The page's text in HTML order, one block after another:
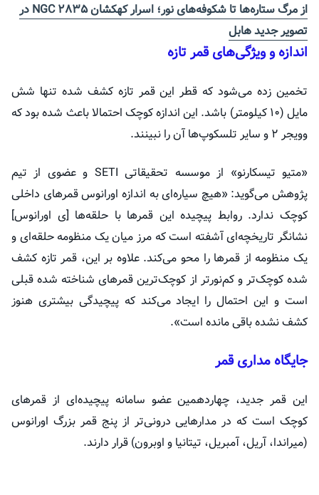
از مرگ ستاره‌ها تا شکوفه‌های نور؛ اسرار کهکشان NGC ۲۸۳۵ در
تصویر جدید هابل
اندازه و ویژگی‌های قمر تازه
تخمین زده می‌شود که قطر این قمر تازه کشف شده تنها شش
مایل (۱۰ کیلومتر) باشد. این اندازه کوچک احتمالا باعث شده بود که
وویجر ۲ و سایر تلسکوپ‌ها آن را نبینند.
«متیو تیسکارنو» از موسسه تحقیقاتی SETI و عضوی از تیم
پژوهش می‌گوید: «هیچ سیاره‌ای به اندازه اورانوس قمر‌های داخلی
کوچک ندارد. روابط پیچیده این قمر‌ها با حلقه‌ها [ی اورانوس]
نشانگر تاریخچه‌ای آشفته است که مرز میان یک منظومه حلقه‌ای و
یک منظومه از قمر‌ها را محو می‌کند. علاوه بر این، قمر تازه کشف
شده کوچک‌تر و کم‌نورتر از کوچک‌ترین قمر‌های شناخته شده قبلی
است و این احتمال را ایجاد می‌کند که پیچیدگی بیشتری هنوز
کشف نشده باقی مانده است».
جایگاه مداری قمر
این قمر جدید، چهاردهمین عضو سامانه پیچیده‌ای از قمر‌های
کوچک است که در مدار‌هایی درونی‌تر از پنج قمر بزرگ اورانوس
(میراندا، آریل، آمبریل، تیتانیا و اوبرون) قرار دارند.